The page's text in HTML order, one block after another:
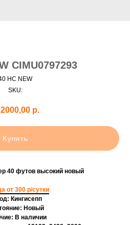
CIMU0797293
HC NEW
SKU:
р.
Купить
40 футов высокий новый
от 300 р/сутки
Кингисепп
Новый
В наличии